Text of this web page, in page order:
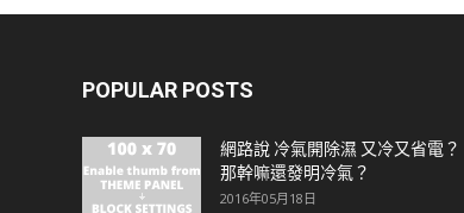
POPULAR POSTS
網路說 冷氣開除濕 又冷又省電？
那幹嘛還發明冷氣？
2016年05月18日